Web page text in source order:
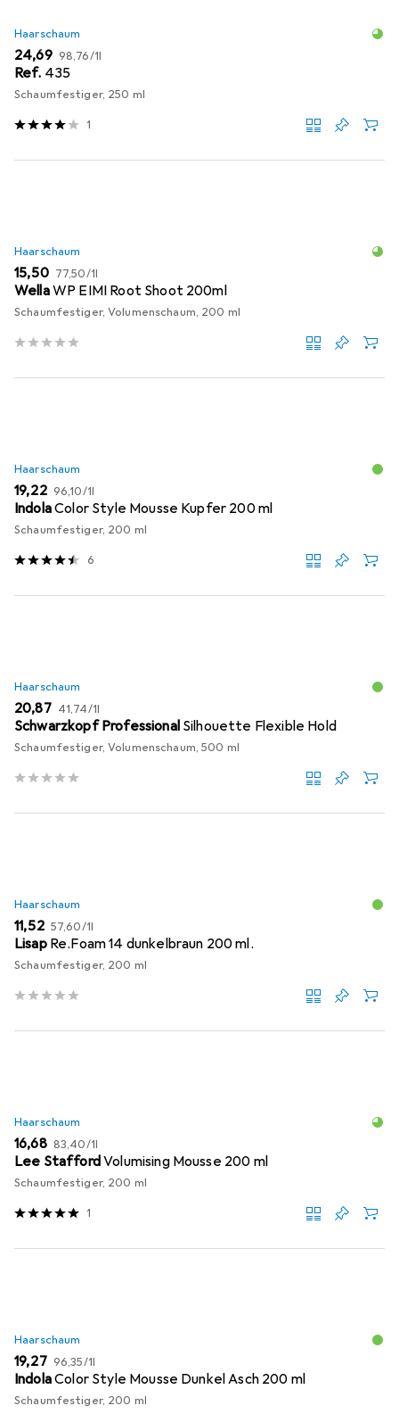
Haarschaum
EUR
24,69 EUR
98,76/1l
Ref. 435
Schaumfestiger, 250 ml
1
Haarschaum
EUR
15,50 EUR
77,50/1l
WellaWP EIMI Root Shoot 200ml
Schaumfestiger, Volumenschaum, 200 ml
Haarschaum
EUR
19,22 EUR
96,10/1l
IndolaColor Style Mousse Kupfer 200 ml
Schaumfestiger, 200 ml
6
Haarschaum
EUR
20,87 EUR
41,74/1l
Schwarzkopf Professional Silhouette Flexible Hold
Schaumfestiger, Volumenschaum, 500 ml
Haarschaum
EUR
11,52 EUR
57,60/1l
Lisap Re.Foam 14 dunkelbraun 200 ml.
Schaumfestiger, 200 ml
Haarschaum
EUR
16,68 EUR
83,40/1l
Lee StaffordVolumising Mousse 200 ml
Schaumfestiger, 200 ml
1
Haarschaum
EUR
19,27 EUR
96,35/1l
IndolaColor Style Mousse Dunkel Asch 200 ml
Schaumfestiger, 200 ml